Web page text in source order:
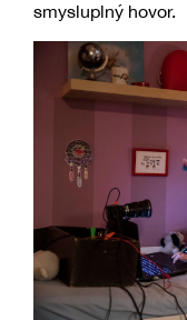
smysluplný hovor.